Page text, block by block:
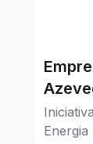
de
Energia